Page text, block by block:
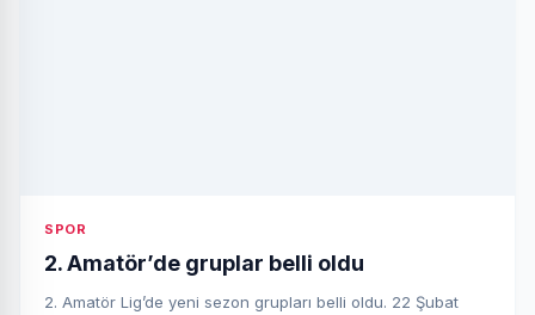
SPOR
2. Amatör’de gruplar belli oldu
2. Amatör Lig’de yeni sezon grupları belli oldu. 22 Şubat